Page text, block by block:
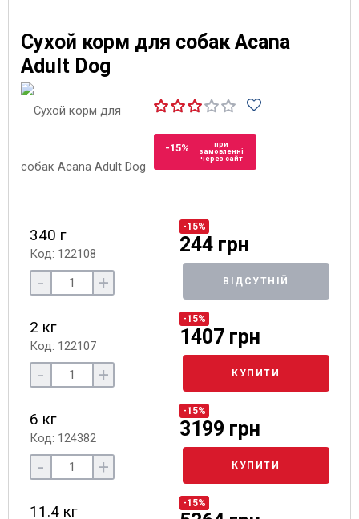
Сухой корм для собак Acana
Adult Dog
-15%
при
замовленні
через сайт
340 г
Код: 122108
-15%
244 грн
- + ВІДСУТНІЙ
2 кг
Код: 122107
-15%
1407 грн
- + КУПИТИ
6 кг
Код: 124382
-15%
3199 грн
- + КУПИТИ
11.4 кг -15%